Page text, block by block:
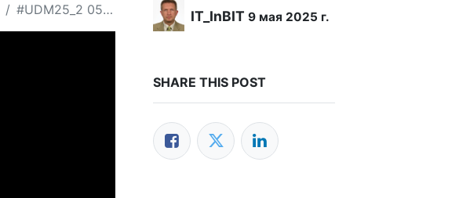
#UDM25_2 05 Система взаимодействия -- Слой коммуникации в #1С #ERP, Алексей Кислов IT_InBIT 9 мая 2025 г.
SHARE THIS POST